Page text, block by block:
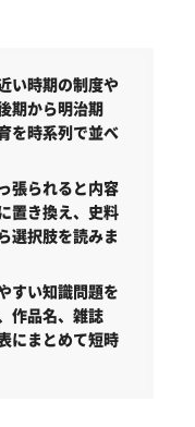
い時期の制度や
期から明治期
を時系列で並べ
張られると内容
置き換え、史料
選択肢を読みま
すい知識問題を
作品名、雑誌
にまとめて短時